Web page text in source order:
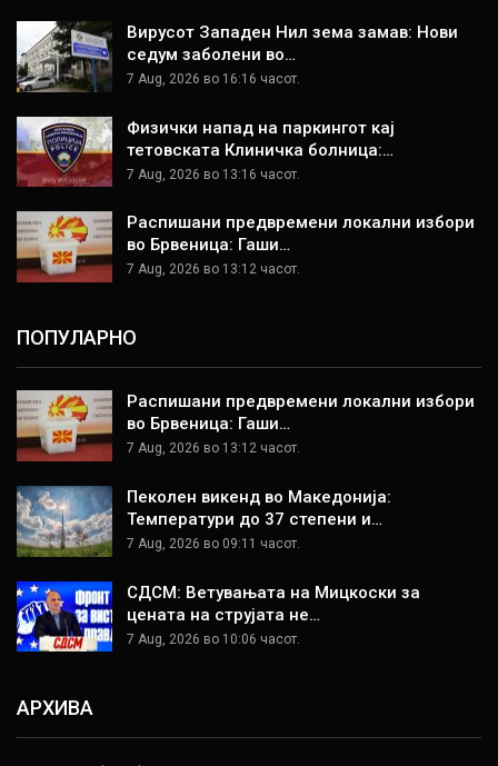
Вирусот Западен Нил зема замав: Нови
седум заболени во…
7 Aug, 2026 во 16:16 часот.
Физички напад на паркингот кај
тетовската Клиничка болница:…
7 Aug, 2026 во 13:16 часот.
Распишани предвремени локални избори
во Брвеница: Гаши…
7 Aug, 2026 во 13:12 часот.
ПОПУЛАРНО
Распишани предвремени локални избори
во Брвеница: Гаши…
7 Aug, 2026 во 13:12 часот.
Пеколен викенд во Македонија:
Температури до 37 степени и…
7 Aug, 2026 во 09:11 часот.
СДСМ: Ветувањата на Мицкоски за
цената на струјата не…
7 Aug, 2026 во 10:06 часот.
АРХИВА